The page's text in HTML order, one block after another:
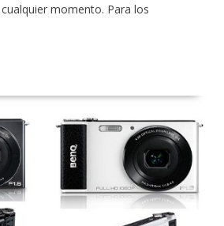
momento. Para los